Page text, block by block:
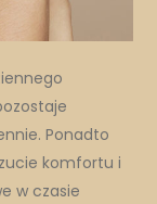
Ponadto
komfortu i
w czasie